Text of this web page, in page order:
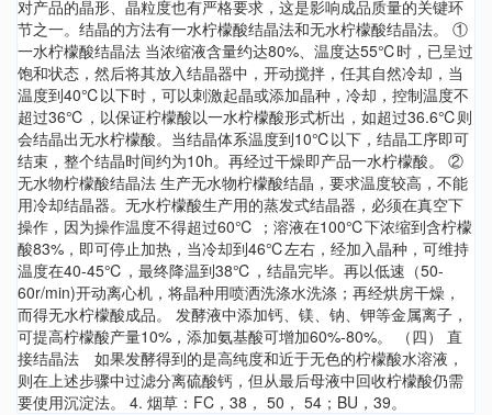
对产品的晶形、晶粒度也有严格要求，这是影响成品质量的关键环
节之一。结晶的方法有一水柠檬酸结晶法和无水柠檬酸结晶法。 ①
一水柠檬酸结晶法 当浓缩液含量约达80%、温度达55℃时，已呈过
饱和状态，然后将其放入结晶器中，开动搅拌，任其自然冷却，当
温度到40℃以下时，可以刺激起晶或添加晶种，冷却，控制温度不
超过36℃，以保证柠檬酸以一水柠檬酸形式析出，如超过36.6℃则
会结晶出无水柠檬酸。当结晶体系温度到10℃以下，结晶工序即可
结束，整个结晶时间约为10h。再经过干燥即产品一水柠檬酸。 ②
无水物柠檬酸结晶法 生产无水物柠檬酸结晶，要求温度较高，不能
用冷却结晶器。无水柠檬酸生产用的蒸发式结晶器，必须在真空下
操作，因为操作温度不得超过60℃ ；溶液在100℃下浓缩到含柠檬
酸83%，即可停止加热，当冷却到46℃左右，经加入晶种，可维持
温度在40-45℃，最终降温到38℃，结晶完毕。再以低速（50-
60r/min)开动离心机，将晶种用喷洒洗涤水洗涤；再经烘房干燥，
而得无水柠檬酸成品。 发酵液中添加钙、镁、钠、钾等金属离子，
可提高柠檬酸产量10%，添加氨基酸可增加60%-80%。 （四） 直
接结晶法 如果发酵得到的是高纯度和近于无色的柠檬酸水溶液，
则在上述步骤中过滤分离硫酸钙，但从最后母液中回收柠檬酸仍需
要使用沉淀法。 4. 烟草：FC，38， 50， 54；BU，39。